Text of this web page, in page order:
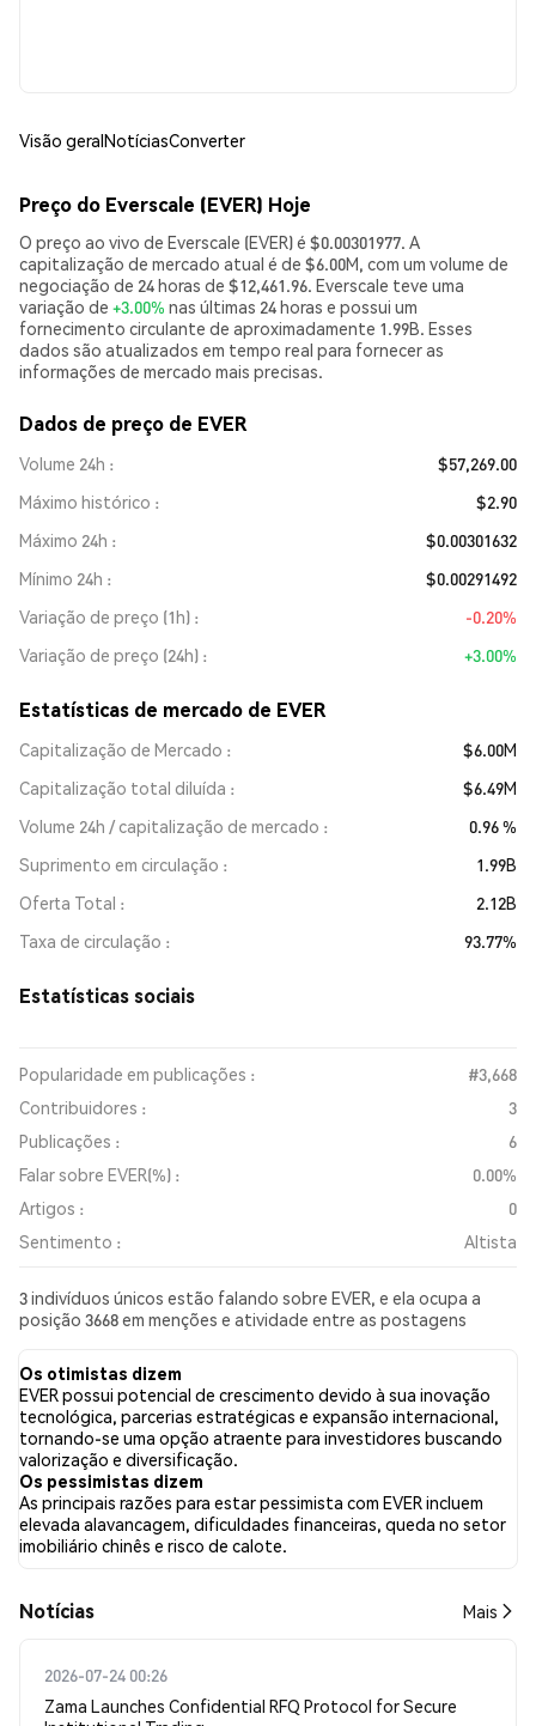
Visão geralNotíciasConverter
Preço do Everscale (EVER) Hoje
O preço ao vivo de Everscale (EVER) é $0.00301977. A
capitalização de mercado atual é de $6.00M, com um volume de
negociação de 24 horas de $12,461.96. Everscale teve uma
variação de +3.00% nas últimas 24 horas e possui um
fornecimento circulante de aproximadamente 1.99B. Esses
dados são atualizados em tempo real para fornecer as
informações de mercado mais precisas.
Dados de preço de EVER
Volume 24h
$57,269.00
Máximo histórico
$2.90
Máximo 24h
$0.00301632
Mínimo 24h
$0.00291492
Variação de preço (1h)
-0.20%
Variação de preço (24h)
+3.00%
Estatísticas de mercado de EVER
Capitalização de Mercado
$6.00M
Capitalização total diluída
$6.49M
Volume 24h / capitalização de mercado
0.96 %
Suprimento em circulação
1.99B
Oferta Total
2.12B
Taxa de circulação
93.77%
Estatísticas sociais
Popularidade em publicações :
#3,668
Contribuidores :
3
Publicações :
6
Falar sobre EVER(%) :
0.00%
Artigos :
0
Sentimento :
Altista
3 indivíduos únicos estão falando sobre EVER, e ela ocupa a
posição 3668 em menções e atividade entre as postagens
EVER em todas as redes sociais foi Altista. Por fim, foram
publicados 0 artigos de notícias sobre EVER. No Twitter, 0.00%
dos tweets apresentaram um sentimento otimista em
comparação com 0.00% dos tweets com sentimento pessimista
sobre EVER. 100.00% dos tweets foram neutros em relação a
EVER. Esses sentimentos são baseados em 1 tweets.
Os otimistas dizem
EVER possui potencial de crescimento devido à sua inovação
tecnológica, parcerias estratégicas e expansão internacional,
tornando-se uma opção atraente para investidores buscando
valorização e diversificação.
Os pessimistas dizem
As principais razões para estar pessimista com EVER incluem
elevada alavancagem, dificuldades financeiras, queda no setor
imobiliário chinês e risco de calote.
​​Notícias​​ Mais
2026-07-24 00:26
Zama Launches Confidential RFQ Protocol for Secure